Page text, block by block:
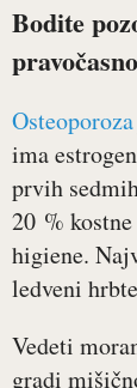
Bodite
Osteoporoza
ima
prvih
20 %
higiene.
ledveni
Vedeti
gradi